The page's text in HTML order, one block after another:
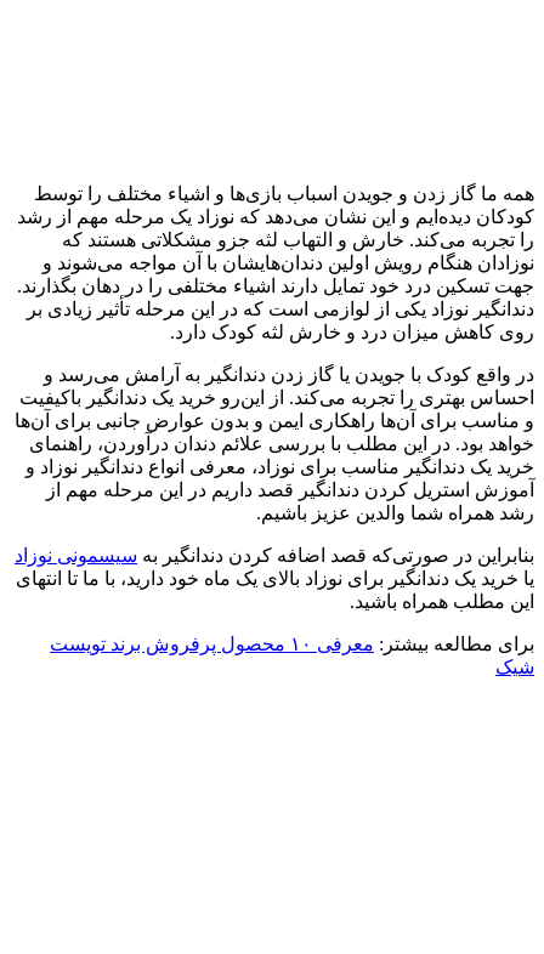
همه ما گاز زدن و جویدن اسباب بازی‌ها و اشیاء مختلف را توسط
کودکان دیده‌ایم و این نشان می‌دهد که نوزاد یک مرحله مهم از رشد
را تجربه می‌کند. خارش و التهاب لثه جزو مشکلاتی هستند که
نوزادان هنگام رویش اولین دندان‌هایشان با آن مواجه می‌شوند و
جهت تسکین درد خود تمایل دارند اشیاء مختلفی را در دهان بگذارند.
دندانگیر نوزاد یکی از لوازمی است که در این مرحله تأثیر زیادی بر
روی کاهش میزان درد و خارش لثه کودک دارد.
در واقع کودک با جویدن یا گاز زدن دندانگیر به آرامش می‌رسد و
احساس بهتری را تجربه می‌کند. از این‌رو خرید یک دندانگیر باکیفیت
و مناسب برای آن‌ها راهکاری ایمن و بدون عوارض جانبی برای آن‌ها
خواهد بود. در این مطلب با بررسی علائم دندان درآوردن، راهنمای
خرید یک دندانگیر مناسب برای نوزاد، معرفی انواع دندانگیر نوزاد و
آموزش استریل کردن دندانگیر قصد داریم در این مرحله مهم از
رشد همراه شما والدین عزیز باشیم.
بنابراین در صورتی‌که قصد اضافه کردن دندانگیر به سیسمونی نوزاد
یا خرید یک دندانگیر برای نوزاد بالای یک ماه خود دارید، با ما تا انتهای
این مطلب همراه باشید.
برای مطالعه بیشتر:
معرفی ۱۰ محصول پرفروش برند تویست
شیک